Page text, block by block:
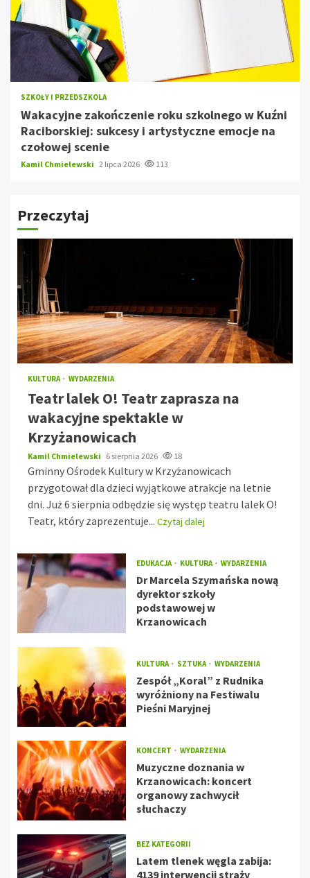
SZKOŁY I PRZEDSZKOLA
Wakacyjne zakończenie roku szkolnego w Kuźni
Raciborskiej: sukcesy i artystyczne emocje na
czołowej scenie
Kamil Chmielewski 2 lipca 2026 113
Przeczytaj
KULTURA WYDARZENIA
Teatr lalek O! Teatr zaprasza na
wakacyjne spektakle w
Krzyżanowicach
Kamil Chmielewski 6 sierpnia 2026 18
Gminny Ośrodek Kultury w Krzyżanowicach
przygotował dla dzieci wyjątkowe atrakcje na letnie
dni. Już 6 sierpnia odbędzie się występ teatru lalek O!
Teatr, który zaprezentuje... Czytaj dalej
EDUKACJA KULTURA WYDARZENIA
Dr Marcela Szymańska nową
dyrektor szkoły
podstawowej w
Krzanowicach
KULTURA SZTUKA WYDARZENIA
Zespół „Koral” z Rudnika
wyróżniony na Festiwalu
Pieśni Maryjnej
KONCERT WYDARZENIA
Muzyczne doznania w
Krzanowicach: koncert
organowy zachwycił
słuchaczy
BEZ KATEGORII
Latem tlenek węgla zabija:
4139 interwencji straży